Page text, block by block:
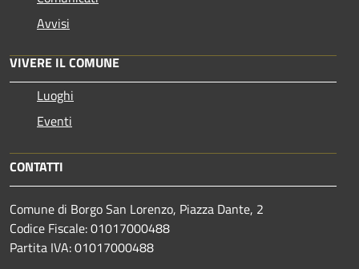
Avvisi
VIVERE IL COMUNE
Luoghi
Eventi
CONTATTI
Comune di Borgo San Lorenzo, Piazza Dante, 2
Codice Fiscale: 01017000488
Partita IVA: 01017000488